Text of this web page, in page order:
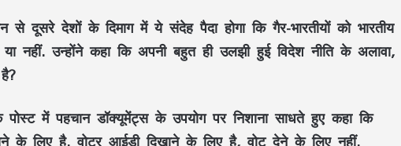
दूसरे देशों के दिमाग में ये संदेह पैदा होगा कि गैर-भारतीयों को भारतीय
नहीं. उन्होंने कहा कि अपनी बहुत ही उलझी हुई विदेश नीति के अलावा,
में पहचान डॉक्यूमेंट्स के उपयोग पर निशाना साधते हुए कहा कि